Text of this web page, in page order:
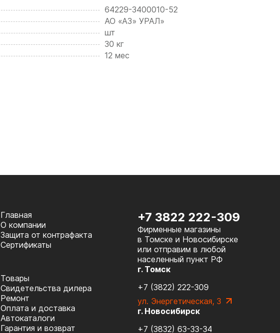
64229-3400010-52
АО «АЗ» УРАЛ»
шт
30 кг
12 мес
Главная
О компании
Защита от контрафакта
Сертификаты
Товары
Cвидетельства дилера
Ремонт
Оплата и доставка
Автокаталоги
Гарантия и возврат
+7 3822 222-309
Фирменные магазины
в Томске и Новосибирске
или отправим в любой
населенный пункт РФ
г. Томск
+7 (3822) 222-309
ул. Энергетическая, 3
г. Новосибирск
+7 (3832) 63-33-34